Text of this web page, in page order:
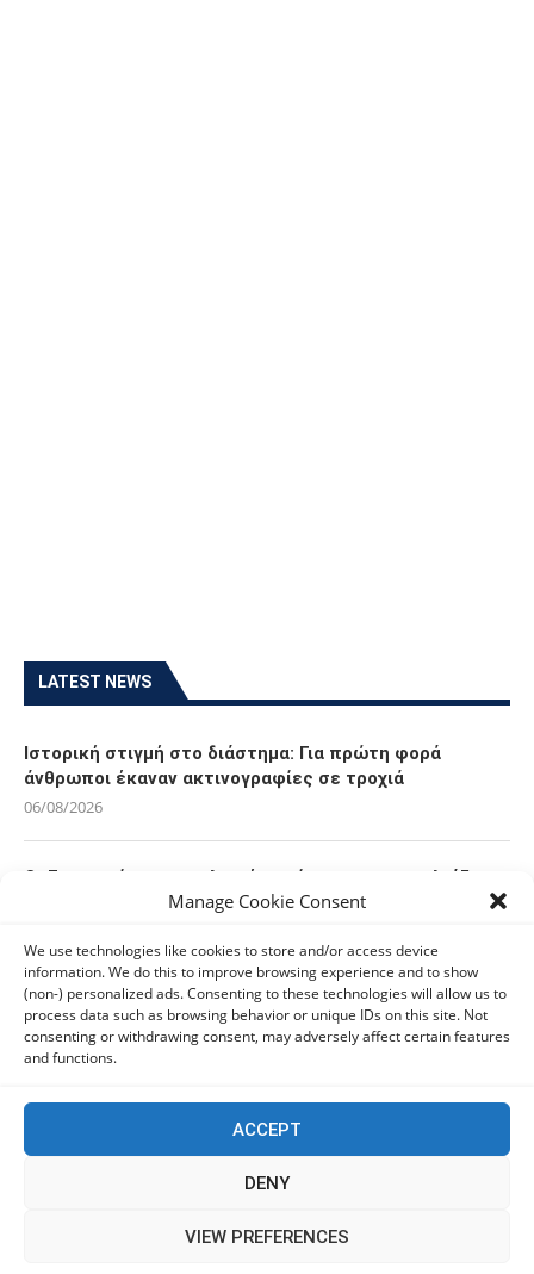
Manage Cookie Consent
We use technologies like cookies to store and/or access device
information. We do this to improve browsing experience and to show
(non-) personalized ads. Consenting to these technologies will allow us to
process data such as browsing behavior or unique IDs on this site. Not
consenting or withdrawing consent, may adversely affect certain features
and functions.
ACCEPT
DENY
VIEW PREFERENCES
LATEST NEWS
Ιστορική στιγμή στο διάστημα: Για πρώτη φορά
άνθρωποι έκαναν ακτινογραφίες σε τροχιά
06/08/2026
Οι Ευρωπαίοι καταναλωτές φαίνεται να «αγκαλιάζουν»
τα νέα Samsung Galaxy Z Fold8
Οι χρήστες Mac είναι περισσότερο εκτεθειμένοι σε
κυβερνοαπειλές αλλά λαμβάνουν λιγότερα μέτρα
προστασίας
Πόλη Χρυσοχούς: Σε εξέλιξη η ενοποίηση τεσσάρων
αρχαιολογικών χώρων (εικόνες)
This website uses cookies to improve your experience. We'll